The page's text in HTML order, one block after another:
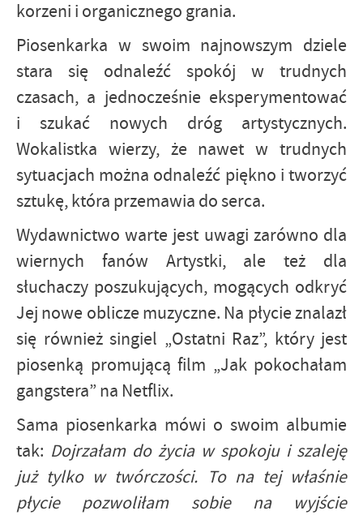
korzeni i organicznego grania.
Piosenkarka w swoim najnowszym dziele
stara się odnaleźć spokój w trudnych
czasach, a jednocześnie eksperymentować
i szukać nowych dróg artystycznych.
Wokalistka wierzy, że nawet w trudnych
sytuacjach można odnaleźć piękno i tworzyć
sztukę, która przemawia do serca.
Wydawnictwo warte jest uwagi zarówno dla
wiernych fanów Artystki, ale też dla
słuchaczy poszukujących, mogących odkryć
Jej nowe oblicze muzyczne. Na płycie znalazł
się również singiel „Ostatni Raz”, który jest
piosenką promującą film „Jak pokochałam
gangstera” na Netflix.
Sama piosenkarka mówi o swoim albumie
tak: Dojrzałam do życia w spokoju i szaleję
już tylko w twórczości. To na tej właśnie
płycie pozwoliłam sobie na wyjście